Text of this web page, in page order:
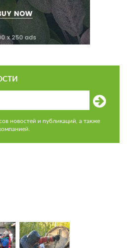
новостей и публикаций, а также